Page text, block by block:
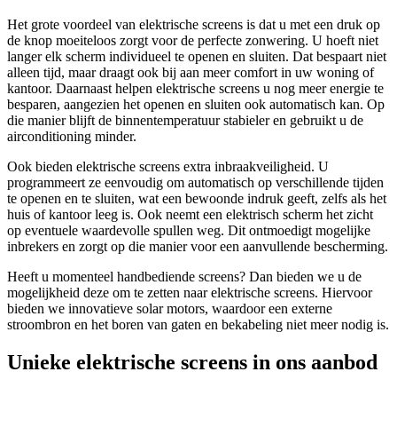
Het grote voordeel van elektrische screens is dat u met een druk op
de knop moeiteloos zorgt voor de perfecte zonwering. U hoeft niet
langer elk scherm individueel te openen en sluiten. Dat bespaart niet
alleen tijd, maar draagt ook bij aan meer comfort in uw woning of
kantoor. Daarnaast helpen elektrische screens u nog meer energie te
besparen, aangezien het openen en sluiten ook automatisch kan. Op
die manier blijft de binnentemperatuur stabieler en gebruikt u de
airconditioning minder.
Ook bieden elektrische screens extra inbraakveiligheid. U
programmeert ze eenvoudig om automatisch op verschillende tijden
te openen en te sluiten, wat een bewoonde indruk geeft, zelfs als het
huis of kantoor leeg is. Ook neemt een elektrisch scherm het zicht
op eventuele waardevolle spullen weg. Dit ontmoedigt mogelijke
inbrekers en zorgt op die manier voor een aanvullende bescherming.
Heeft u momenteel handbediende screens? Dan bieden we u de
mogelijkheid deze om te zetten naar elektrische screens. Hiervoor
bieden we innovatieve solar motors, waardoor een externe
stroombron en het boren van gaten en bekabeling niet meer nodig is.
Unieke elektrische screens in ons aanbod